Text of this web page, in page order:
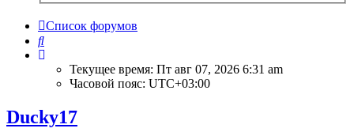
Список форумов
Поиск
Текущее время: Пт авг 07, 2026 6:31 am
Часовой пояс: UTC+03:00
Ducky17